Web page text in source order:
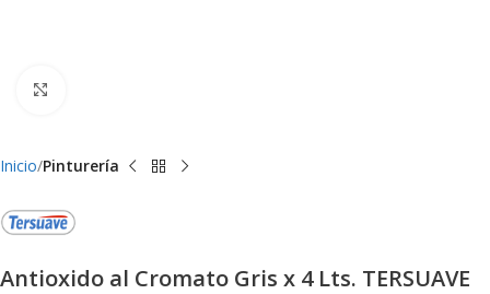
Inicio Pinturería
Antioxido al Cromato Gris x 4 Lts. TERSUAVE